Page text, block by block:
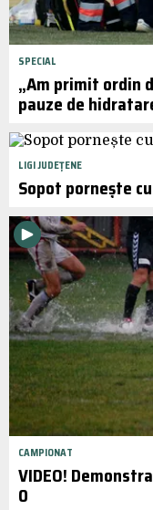
SPECIAL
„Am primit ordin
pauze de
LIGI JUDEȚENE
Sopot pornește
CAMPIONAT
VIDEO!
0